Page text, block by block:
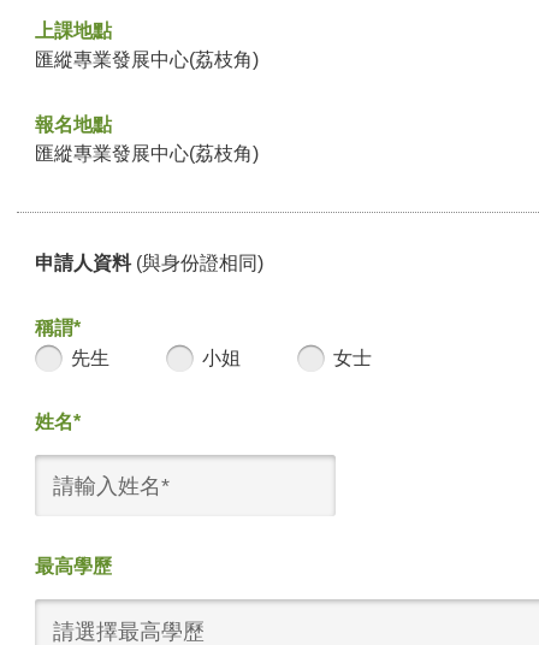
上課地點
匯縱專業發展中心(荔枝角)
報名地點
匯縱專業發展中心(荔枝角)
申請人資料 (與身份證相同)
稱謂*
先生
小姐 女士
姓名*
最高學歷
請選擇最高學歷